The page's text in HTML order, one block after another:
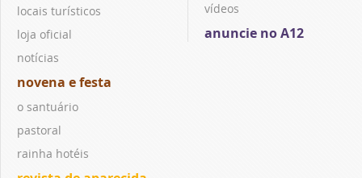
locais turísticos
loja oficial
notícias
novena e festa
o santuário
pastoral
rainha hotéis
vídeos
anuncie no A12